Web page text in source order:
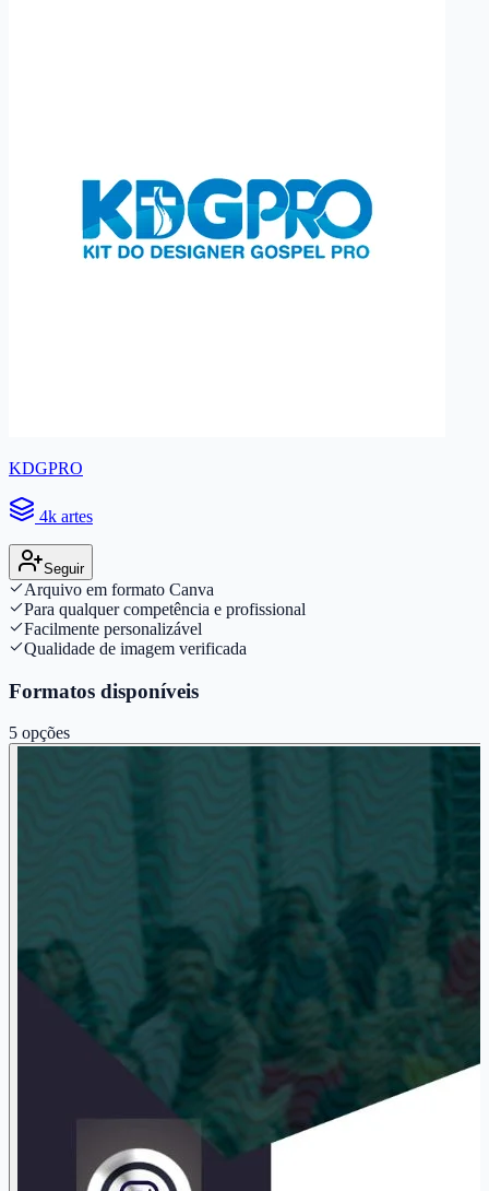
KDGPRO
4k artes
Seguir
Arquivo em formato Canva
Para qualquer competência e profissional
Facilmente personalizável
Qualidade de imagem verificada
Formatos disponíveis
5 opções